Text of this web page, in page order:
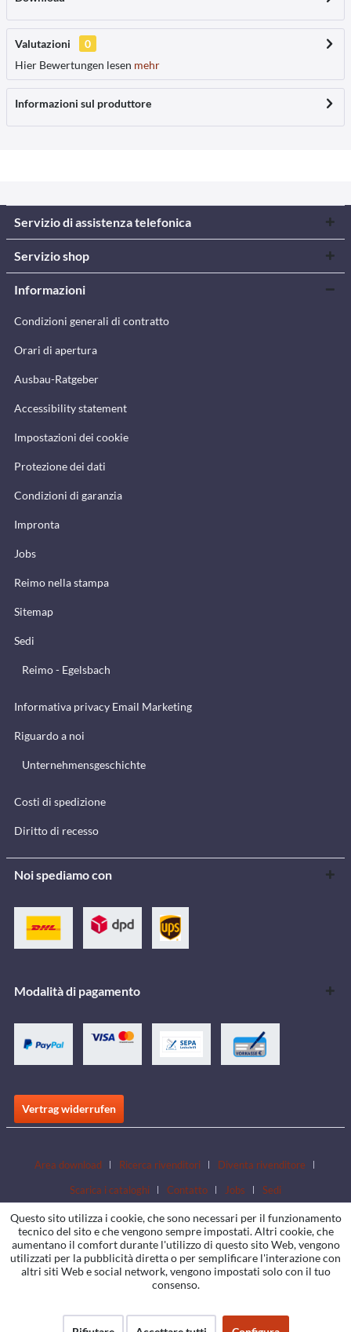
Valutazioni
0
Hier Bewertungen lesen mehr
Informazioni sul produttore
Servizio di assistenza telefonica
Servizio shop
Informazioni
Condizioni generali di contratto
Orari di apertura
Ausbau-Ratgeber
Accessibility statement
Impostazioni dei cookie
Protezione dei dati
Condizioni di garanzia
Impronta
Jobs
Reimo nella stampa
Sitemap
Sedi
Reimo - Egelsbach
Informativa privacy Email Marketing
Riguardo a noi
Unternehmensgeschichte
Costi di spedizione
Diritto di recesso
Noi spediamo con
Modalità di pagamento
Vertrag widerrufen
Area download Ricerca rivenditori
Diventa rivenditore
Scarica i cataloghi
Contatto Jobs Sedi
Questo sito utilizza i cookie, che sono necessari per il funzionamento
tecnico del sito e che vengono sempre impostati. Altri cookie, che
aumentano il comfort durante l'utilizzo di questo sito Web, vengono
utilizzati per la pubblicità diretta o per semplificare l'interazione con
altri siti Web e social network, vengono impostati solo con il tuo
consenso.